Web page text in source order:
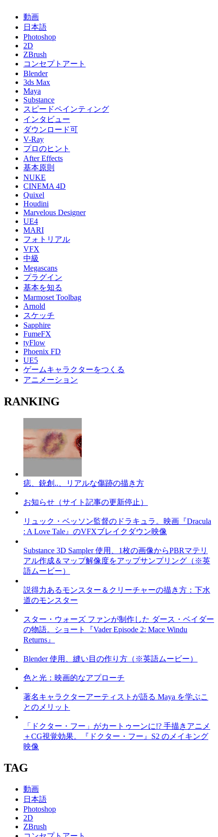
動画
日本語
Photoshop
2D
ZBrush
コンセプトアート
Blender
3ds Max
Maya
Substance
スピードペインティング
インタビュー
ダウンロード可
V-Ray
プロのヒント
After Effects
基本原則
NUKE
CINEMA 4D
Quixel
Houdini
Marvelous Designer
UE4
MARI
フォトリアル
VFX
中級
Megascans
プラグイン
基本を知る
Marmoset Toolbag
Arnold
スケッチ
Sapphire
FumeFX
tyFlow
Phoenix FD
UE5
ゲームキャラクターをつくる
アニメーション
RANKING
痣、銃創..、リアルな傷跡の描き方
お知らせ（サイト記事の更新停止）
リュック・ベッソン監督のドラキュラ。映画『Dracula
: A Love Tale』のVFXブレイクダウン映像
Substance 3D Sampler 使用、1枚の画像からPBRマテリ
アル作成＆マップ解像度をアップサンプリング（※英
語ムービー）
説得力あるモンスター＆クリーチャーの描き方：下水
道のモンスター
スター・ウォーズ ファンが制作した ダース・ベイダー
の物語。ショート『Vader Episode 2: Mace Windu
Returns』
Blender 使用、縫い目の作り方（※英語ムービー）
色と光：映画的なアプローチ
著名キャラクターアーティストが語る Maya を学ぶこ
とのメリット
「ドクター・フー」がカートゥーンに!? 手描きアニメ
＋CG視覚効果。『ドクター・フー』S2 のメイキング
映像
TAG
動画
日本語
Photoshop
2D
ZBrush